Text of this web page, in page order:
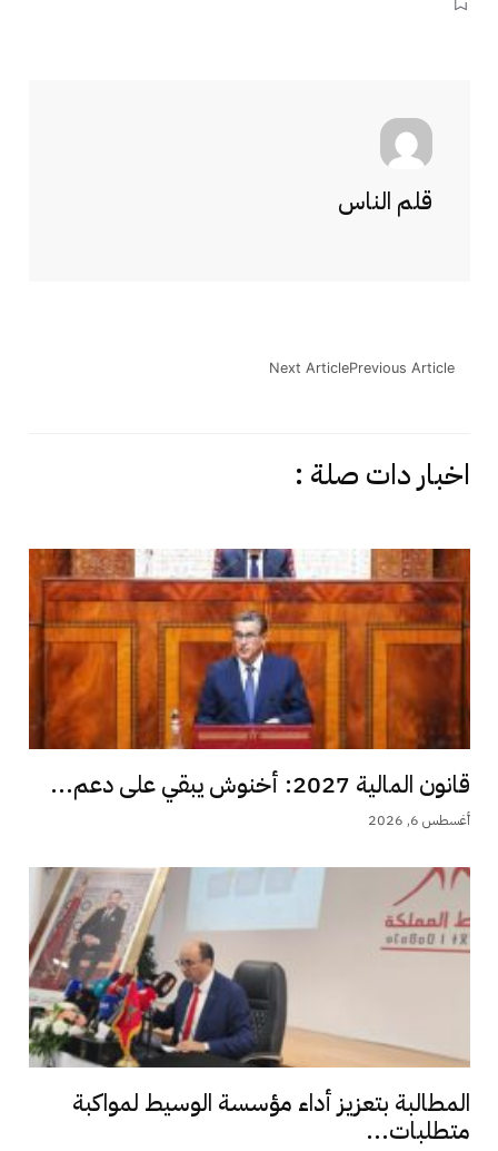
قلم الناس
Previous Article
Next Article
اخبار دات صلة :
قانون المالية 2027: أخنوش يبقي على دعم...
أغسطس 6, 2026
المطالبة بتعزيز أداء مؤسسة الوسيط لمواكبة
متطلبات...